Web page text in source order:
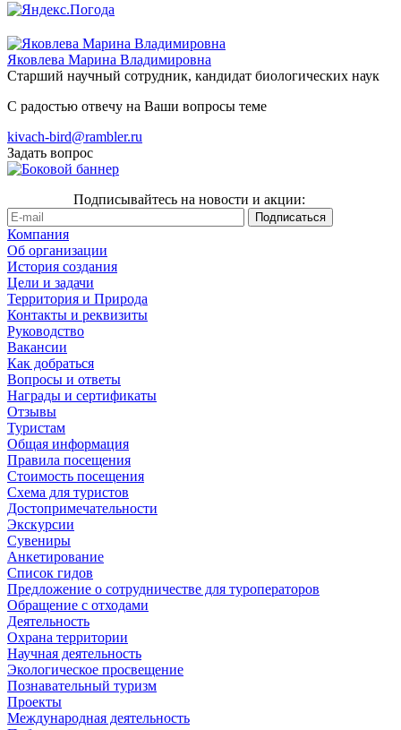
Яковлева Марина Владимировна
Старший научный сотрудник, кандидат биологических наук
С радостью отвечу на Ваши вопросы теме
kivach-bird@rambler.ru
Задать вопрос
Подписывайтесь на новости и акции:
Компания
Об организации
История создания
Цели и задачи
Территория и Природа
Контакты и реквизиты
Руководство
Вакансии
Как добраться
Вопросы и ответы
Награды и сертификаты
Отзывы
Туристам
Общая информация
Правила посещения
Стоимость посещения
Схема для туристов
Достопримечательности
Экскурсии
Сувениры
Анкетирование
Список гидов
Предложение о сотрудничестве для туроператоров
Обращение с отходами
Деятельность
Охрана территории
Научная деятельность
Экологическое просвещение
Познавательный туризм
Проекты
Международная деятельность